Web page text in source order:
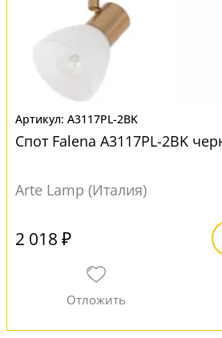
A3117PL-2BK
Спот Falena A3117PL-2BK
Arte Lamp (Италия)
2 018 ₽